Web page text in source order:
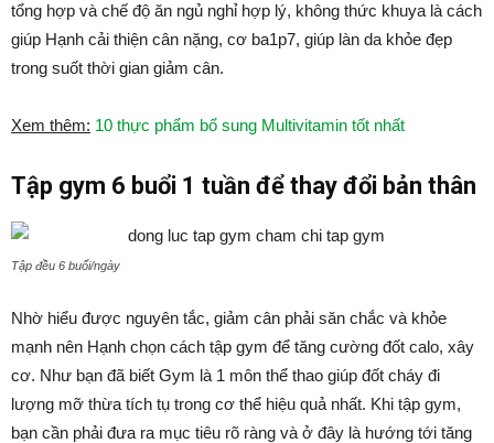
tổng hợp và chế độ ăn ngủ nghỉ hợp lý, không thức khuya là cách
giúp Hạnh cải thiện cân nặng, cơ ba1p7, giúp làn da khỏe đẹp
trong suốt thời gian giảm cân.
Xem thêm: 10 thực phẩm bổ sung Multivitamin tốt nhất
Tập gym 6 buổi 1 tuần để thay đổi bản thân
Tập đều 6 buổi/ngày
Nhờ hiểu được nguyên tắc, giảm cân phải săn chắc và khỏe
mạnh nên Hạnh chọn cách tập gym để tăng cường đốt calo, xây
cơ. Như bạn đã biết Gym là 1 môn thể thao giúp đốt cháy đi
lượng mỡ thừa tích tụ trong cơ thể hiệu quả nhất. Khi tập gym,
bạn cần phải đưa ra mục tiêu rõ ràng và ở đây là hướng tới tăng